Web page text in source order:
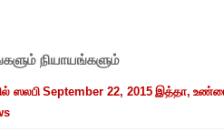
நியாயங்களும்
ஸலபி September 22, 2015 இத்தா,